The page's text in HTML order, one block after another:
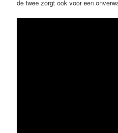
de twee zorgt ook voor een